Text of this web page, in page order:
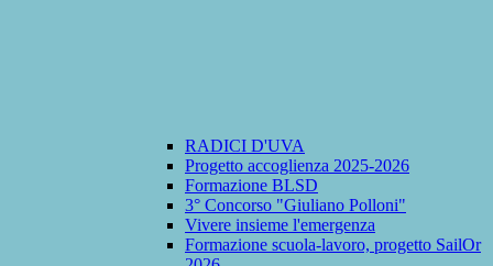
RADICI D'UVA
Progetto accoglienza 2025-2026
Formazione BLSD
3° Concorso "Giuliano Polloni"
Vivere insieme l'emergenza
Formazione scuola-lavoro, progetto SailOr